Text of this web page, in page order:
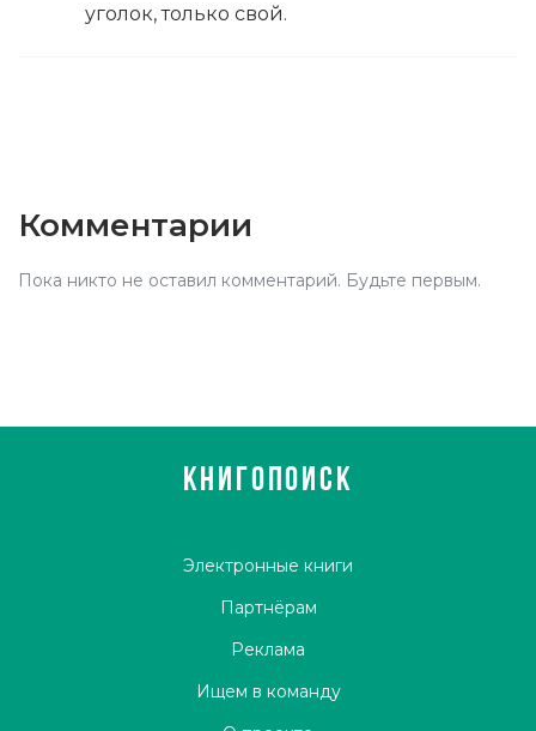
уголок, только свой.
Комментарии
Пока никто не оставил комментарий. Будьте первым.
КНИГОПОИСК
Электронные книги
Партнёрам
Реклама
Ищем в команду